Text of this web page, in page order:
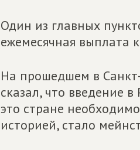
Один из главных
ежемесячная выплата
На прошедшем в
сказал, что введение
это стране
историей, стало